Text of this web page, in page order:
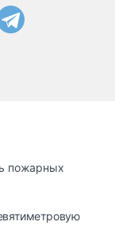
пожарных